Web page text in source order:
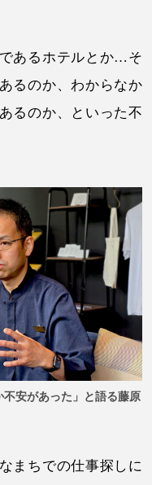
あるホテルとか…そ
るのか、わからなか
るのか、といった不
安があった」と語る藤原
まちでの仕事探しに